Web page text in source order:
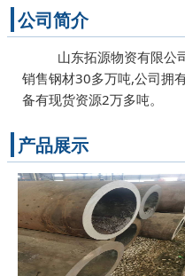
公司简介
山东拓源物资有限公司
销售钢材30多万吨,公司拥
备有现货资源2万多吨。
产品展示